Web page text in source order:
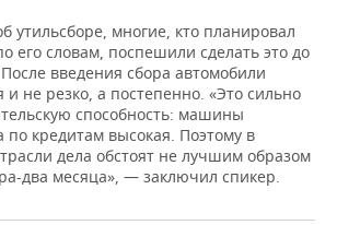
утильсборе, многие, кто планировал
его словам, поспешили сделать это до
введения сбора автомобили
и не резко, а постепенно. «Это сильно
способность: машины
по кредитам высокая. Поэтому в
дела обстоят не лучшим образом
два месяца», — заключил спикер.